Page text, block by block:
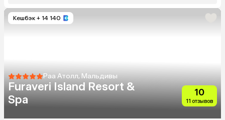
Кешбэк + 14 140
Раа Атолл, Мальдивы
Furaveri Island Resort &
Spa
10
11 отзывов